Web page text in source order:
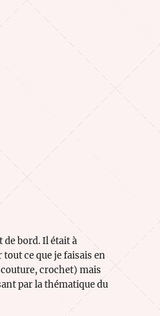
de bord. Il était à
ce que je faisais en
crochet) mais
par la thématique du